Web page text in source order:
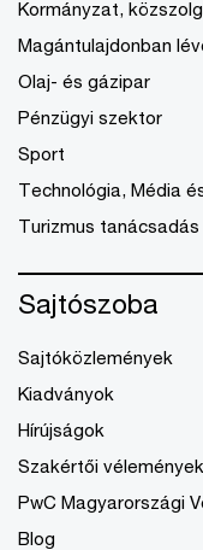
Kormányzat,
Magántulajdonban
Olaj- és gázipar
Pénzügyi szektor
Sport
Technológia, Média
Turizmus tanácsadás
Sajtószoba
Sajtóközlemények
Kiadványok
Hírújságok
Szakértői vélemények
PwC Magyarországi
Blog